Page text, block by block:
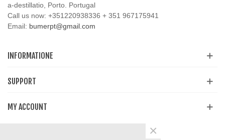
a-destillatio, Porto. Portugal
Call us now: +351220938336 + 351 967175941
Email: bumerpt@gmail.com
INFORMATIONE
SUPPORT
MY ACCOUNT
×